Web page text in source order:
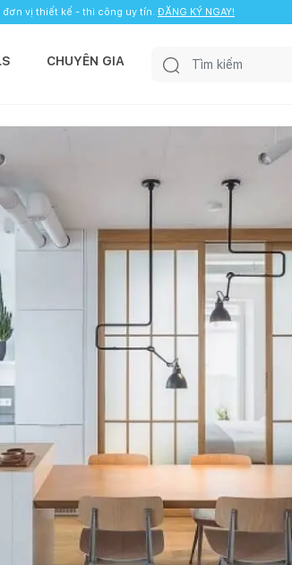
đơn vị thiết kế - thi công uy tín. ĐĂNG KÝ NGAY!
CHUYÊN GIA